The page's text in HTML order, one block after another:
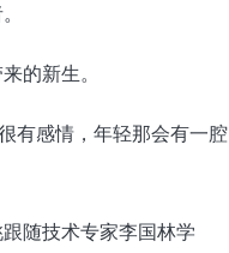
的新生。
有感情，年轻那会有一腔
随技术专家李国林学